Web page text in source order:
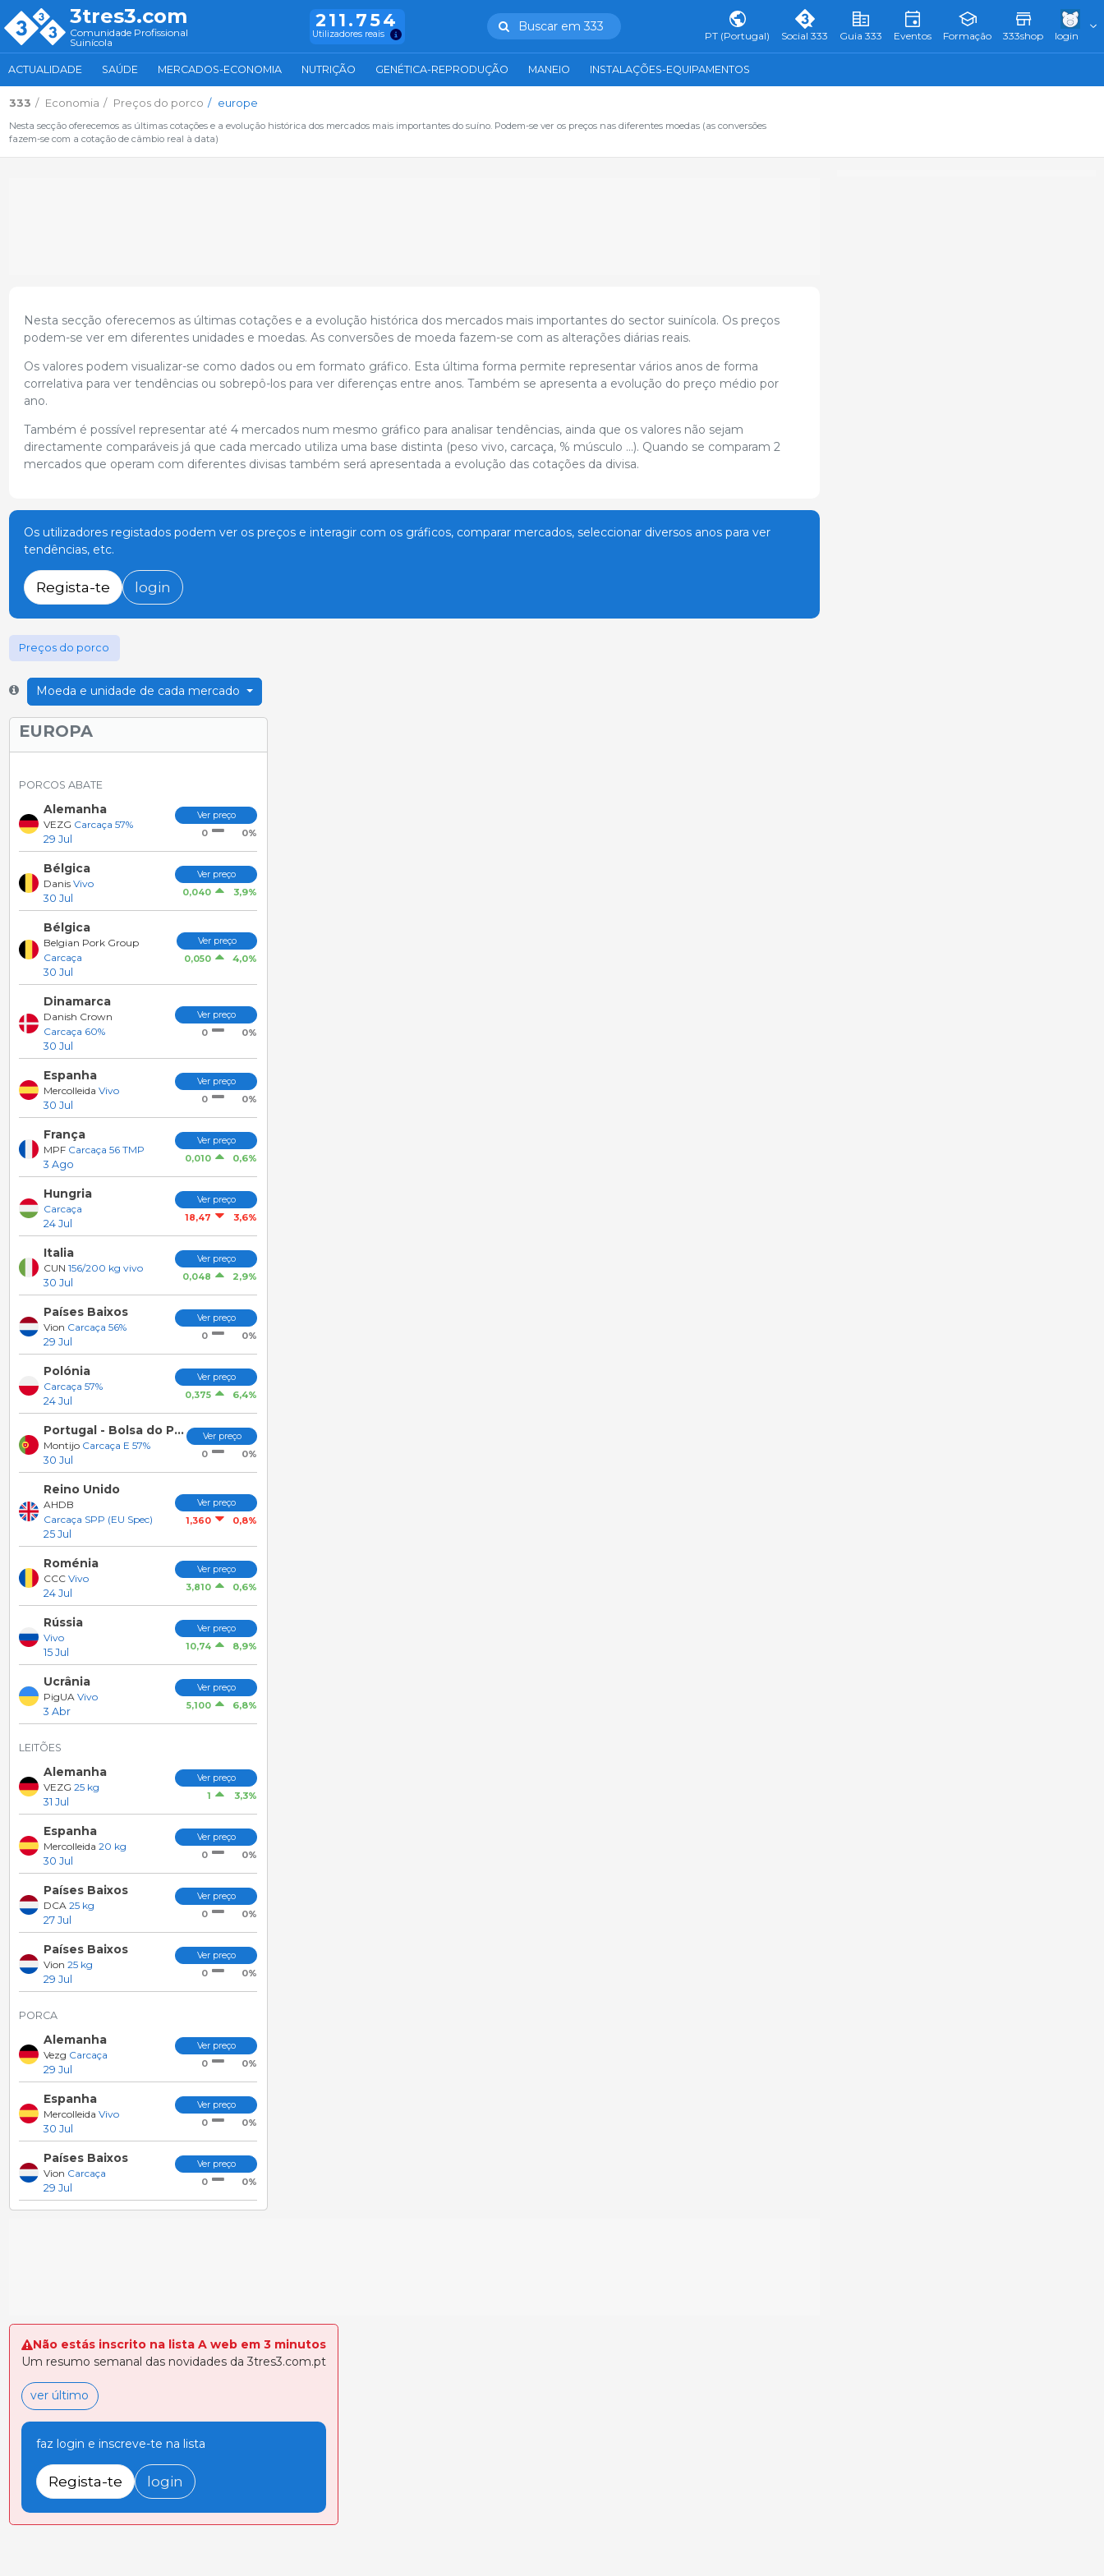
3tres3.com
Comunidade Profissional
Suinícola
211.754
Utilizadores reais
Buscar em 333
PT (Portugal) Social 333 Guia 333 Eventos Formação 333shop login
ACTUALIDADE SAÚDE MERCADOS-ECONOMIA NUTRIÇÃO GENÉTICA-REPRODUÇÃO MANEIO INSTALAÇÕES-EQUIPAMENTOS
333 Economia Preços do porco europe
Nesta secção oferecemos as últimas cotações e a evolução histórica dos mercados mais importantes do suíno. Podem-se ver os preços nas diferentes moedas (as conversões
fazem-se com a cotação de câmbio real à data)
Nesta secção oferecemos as últimas cotações e a evolução histórica dos mercados mais importantes do sector suinícola. Os preços
podem-se ver em diferentes unidades e moedas. As conversões de moeda fazem-se com as alterações diárias reais.
Os valores podem visualizar-se como dados ou em formato gráfico. Esta última forma permite representar vários anos de forma
correlativa para ver tendências ou sobrepô-los para ver diferenças entre anos. Também se apresenta a evolução do preço médio por
ano.
Também é possível representar até 4 mercados num mesmo gráfico para analisar tendências, ainda que os valores não sejam
directamente comparáveis já que cada mercado utiliza uma base distinta (peso vivo, carcaça, % músculo …). Quando se comparam 2
mercados que operam com diferentes divisas também será apresentada a evolução das cotações da divisa.
Os utilizadores registados podem ver os preços e interagir com os gráficos, comparar mercados, seleccionar diversos anos para ver
tendências, etc.
Regista-te login
Preços do porco
Moeda e unidade de cada mercado
EUROPA
PORCOS ABATE
Alemanha
VEZG Carcaça 57%
29 Jul
Ver preço
0
0%
Bélgica
Danis Vivo
30 Jul
Ver preço
0,040
3,9%
Bélgica
Belgian Pork Group
Carcaça
30 Jul
Ver preço
0,050
4,0%
Dinamarca
Danish Crown
Carcaça 60%
30 Jul
Ver preço
0
0%
Espanha
Mercolleida Vivo
30 Jul
Ver preço
0
0%
França
MPF Carcaça 56 TMP
3 Ago
Ver preço
0,010
0,6%
Hungria
Carcaça
24 Jul
Ver preço
18,47
3,6%
Italia
CUN 156/200 kg vivo
30 Jul
Ver preço
0,048
2,9%
Países Baixos
Vion Carcaça 56%
29 Jul
Ver preço
0
0%
Polónia
Carcaça 57%
24 Jul
Ver preço
0,375
6,4%
Portugal - Bolsa do Porco do Montijo
Montijo Carcaça E 57%
30 Jul
Ver preço
0
0%
Reino Unido
AHDB
Carcaça SPP (EU Spec)
25 Jul
Ver preço
1,360
0,8%
Roménia
CCC Vivo
24 Jul
Ver preço
3,810
0,6%
Rússia
Vivo
15 Jul
Ver preço
10,74
8,9%
Ucrânia
PigUA Vivo
3 Abr
Ver preço
5,100
6,8%
LEITÕES
Alemanha
VEZG 25 kg
31 Jul
Ver preço
1
3,3%
Espanha
Mercolleida 20 kg
30 Jul
Ver preço
0
0%
Países Baixos
DCA 25 kg
27 Jul
Ver preço
0
0%
Países Baixos
Vion 25 kg
29 Jul
Ver preço
0
0%
PORCA
Alemanha
Vezg Carcaça
29 Jul
Ver preço
0
0%
Espanha
Mercolleida Vivo
30 Jul
Ver preço
0
0%
Países Baixos
Vion Carcaça
29 Jul
Ver preço
0
0%
Não estás inscrito na lista A web em 3 minutos
Um resumo semanal das novidades da 3tres3.com.pt
ver último
faz login e inscreve-te na lista
Regista-te login